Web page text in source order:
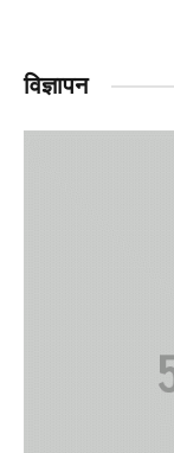
विज्ञापन